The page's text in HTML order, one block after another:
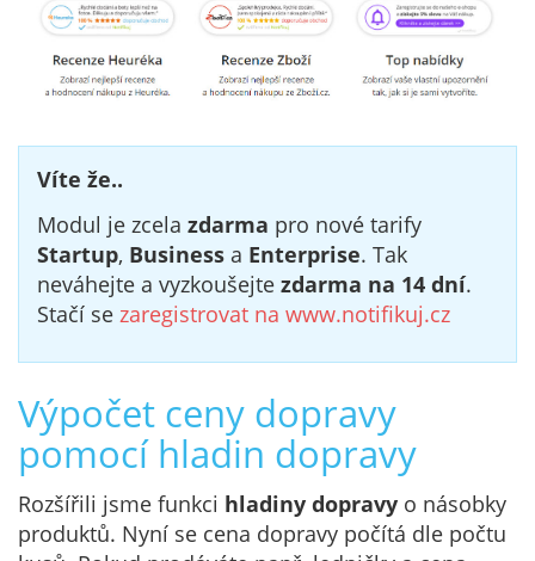
Víte že..
Modul je zcela zdarma pro nové tarify
Startup, Business a Enterprise. Tak
neváhejte a vyzkoušejte zdarma na 14 dní.
Stačí se zaregistrovat na www.notifikuj.cz
Výpočet ceny dopravy
pomocí hladin dopravy
Rozšířili jsme funkci hladiny dopravy o násobky
produktů. Nyní se cena dopravy počítá dle počtu